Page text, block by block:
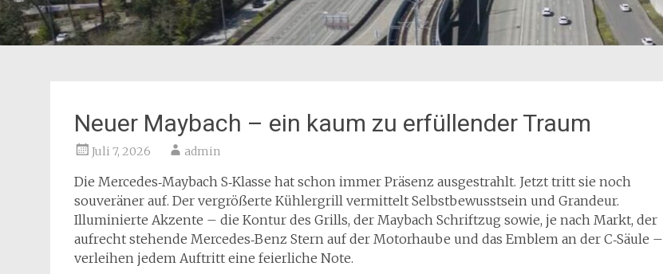
Neuer Maybach – ein kaum zu erfüllender Traum
Juli 7, 2026 admin
Die Mercedes‑Maybach S‑Klasse hat schon immer Präsenz ausgestrahlt. Jetzt tritt sie noch
souveräner auf. Der vergrößerte Kühlergrill vermittelt Selbstbewusstsein und Grandeur.
Illuminierte Akzente – die Kontur des Grills, der Maybach Schriftzug sowie, je nach Markt, der
aufrecht stehende Mercedes‑Benz Stern auf der Motorhaube und das Emblem an der C‑Säule –
verleihen jedem Auftritt eine feierliche Note.